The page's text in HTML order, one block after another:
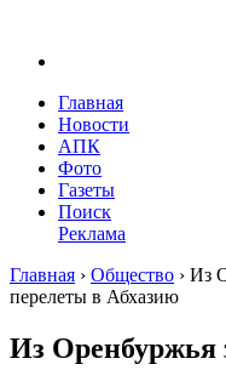
Главная
Новости
АПК
Фото
Газеты
Поиск
Реклама
Главная › Общество › Из
перелеты в Абхазию
Из Оренбуржья